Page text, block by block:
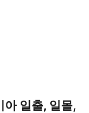
일출, 일몰,